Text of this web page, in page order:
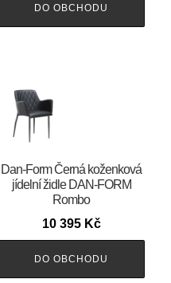
DO OBCHODU
​​​​​Dan-Form Černá koženková
jídelní židle DAN-FORM
Rombo
10 395 Kč
DO OBCHODU